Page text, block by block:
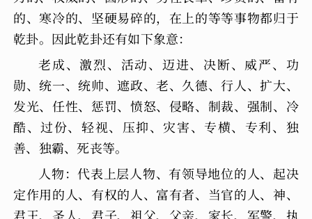
的、寒冷的、坚硬易碎的，在上的等等事物都归于
乾卦。因此乾卦还有如下象意：
老成、激烈、活动、迈进、决断、威严、功
勋、统一、统帅、遮政、老、久德、行人、扩大、
发光、任性、惩罚、愤怒、侵略、制裁、强制、冷
酷、过份、轻视、压抑、灾害、专横、专利、独
善、独霸、死丧等。
人物：代表上层人物、有领导地位的人、起决
定作用的人、有权的人、富有者、当官的人、神、
君王、圣人、君子、祖父、父亲、家长、军警、执